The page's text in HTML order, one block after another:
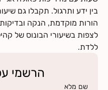
בין ידע ותרגול. תקבלו גם
הורות מוקדמת, הנקה
לצפות בשיעורי הבונוס של
ללדת.
הרשמי
שם מלא